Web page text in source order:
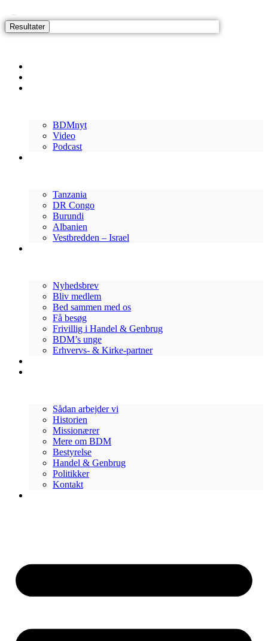
til
indhold
Resultater
BDMnyt
Video
Podcast
Tanzania
DR Congo
Burundi
Albanien
Vestbredden – Israel
Nyhedsbrev
Bliv medlem
Bed sammen med os
Få besøg
Frivillig i Handel & Genbrug
BDM’s unge
Erhvervs- & Kirke-partner
Sådan arbejder vi
Historien
Missionærer
Mere om BDM
Bestyrelse
Handel & Genbrug
Politikker
Kontakt